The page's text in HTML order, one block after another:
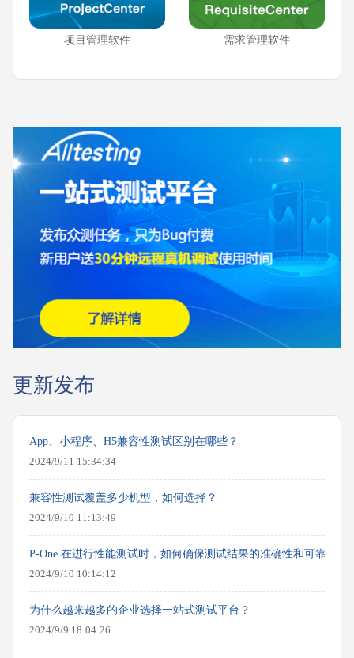
项目管理软件 需求管理软件
更新发布
App、小程序、H5兼容性测试区别在哪些？
2024/9/11 15:34:34
兼容性测试覆盖多少机型，如何选择？
2024/9/10 11:13:49
P-One 在进行性能测试时，如何确保测试结果的准确性和可靠性？
2024/9/10 10:14:12
为什么越来越多的企业选择一站式测试平台？
2024/9/9 18:04:26